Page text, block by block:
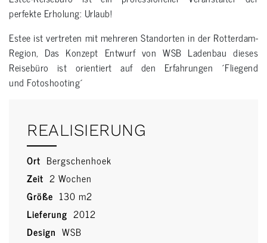
perfekte Erholung: Urlaub!
Estee ist vertreten mit mehreren Standorten in der Rotterdam-
Region, Das Konzept Entwurf von WSB Ladenbau dieses
Reisebüro ist orientiert auf den Erfahrungen ´Fliegend
und Fotoshooting´
REALISIERUNG
Ort Bergschenhoek
Zeit 2 Wochen
Größe 130 m2
Lieferung 2012
Design WSB